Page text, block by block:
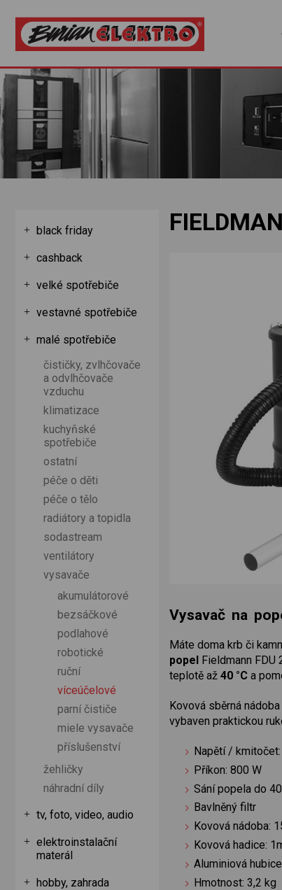
Vysavač na
Máte doma krb či
popel
Fieldmann
teplotě až 40 °C a
Kovová sběrná
vybaven praktickou
Napětí /
Příkon: 800 W
Sání popela do
Bavlněný filtr
Kovová nádoba:
Kovová hadice:
Aluminiová
Hmotnost: 3,2 kg
black friday
cashback
velké spotřebiče
vestavné spotřebiče
malé spotřebiče
čističky, zvlhčovače
a odvlhčovače
vzduchu
klimatizace
kuchyňské
spotřebiče
ostatní
péče o děti
péče o tělo
radiátory a topidla
sodastream
ventilátory
vysavače
akumulátorové
bezsáčkové
podlahové
robotické
ruční
víceúčelové
parní čističe
miele vysavače
příslušenství
žehličky
náhradní díly
tv, foto, video, audio
elektroinstalační
materál
hobby, zahrada